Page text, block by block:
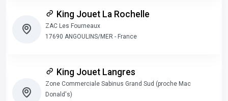
King Jouet La Rochelle
ZAC Les Fourneaux
17690 ANGOULINS/MER - France
King Jouet Langres
Zone Commerciale Sabinus Grand Sud (proche Mac
Donald's)